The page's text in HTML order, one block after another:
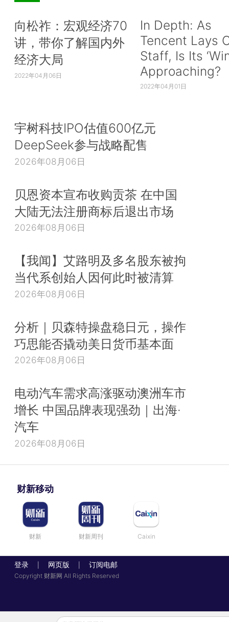
向松祚：宏观经济70
讲，带你了解国内外
经济大局
2022年04月06日
In Depth: As
Tencent Lays
Staff, Is Its
Approaching?
2022年04月01日
宇树科技IPO估值600亿元
DeepSeek参与战略配售
2026年08月06日
贝恩资本宣布收购贡茶 在中国
大陆无法注册商标后退出市场
2026年08月06日
【我闻】艾路明及多名股东被拘
当代系创始人因何此时被清算
2026年08月06日
分析｜贝森特操盘稳日元，操作
巧思能否撬动美日货币基本面
2026年08月06日
电动汽车需求高涨驱动澳洲车市
增长 中国品牌表现强劲｜出海·
汽车
2026年08月06日
财新移动
财新 财新周刊 Caixin
登录 网页版 订阅电邮
Copyright 财新网 All Rights Reserved